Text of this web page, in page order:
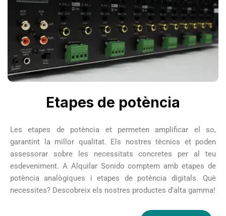
Etapes de potència
Les etapes de potència et permeten amplificar el so,
garantint la millor qualitat. Els nostres tècnics et poden
assessorar sobre les necessitats concretes per al teu
esdeveniment. A Alquilar Sonido comptem amb etapes de
potència analògiques i etapes de potència digitals. Què
necessites? Descobreix els nostres productes d’alta gamma!